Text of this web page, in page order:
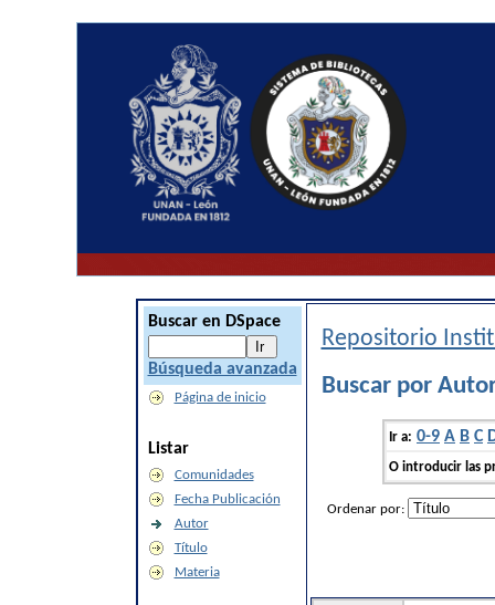
Buscar en DSpace
Búsqueda avanzada
Página de inicio
Listar
Comunidades
Fecha Publicación
Autor
Título
Materia
Repositorio
Buscar por
Ir a: 0-9 A B C
O introducir las
Ordenar por: